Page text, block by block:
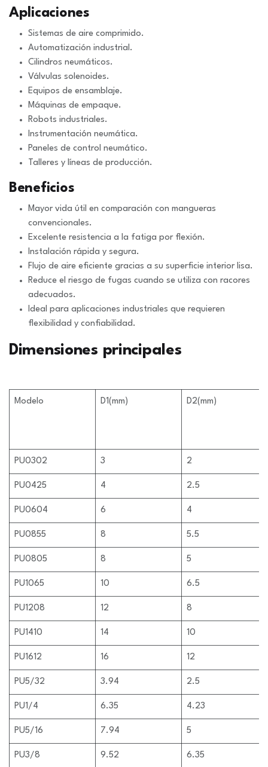
Aplicaciones
Sistemas de aire comprimido.
Automatización industrial.
Cilindros neumáticos.
Válvulas solenoides.
Equipos de ensamblaje.
Máquinas de empaque.
Robots industriales.
Instrumentación neumática.
Paneles de control neumático.
Talleres y líneas de producción.
Beneficios
Mayor vida útil en comparación con mangueras
convencionales.
Excelente resistencia a la fatiga por flexión.
Instalación rápida y segura.
Flujo de aire eficiente gracias a su superficie interior lisa.
Reduce el riesgo de fugas cuando se utiliza con racores
adecuados.
Ideal para aplicaciones industriales que requieren
flexibilidad y confiabilidad.
Dimensiones principales
Modelo D1(mm) D2(mm)
PU0302 3 2
PU0425 4 2.5
PU0604 6 4
PU0855 8 5.5
PU0805 8 5
PU1065 10 6.5
PU1208 12 8
PU1410 14 10
PU1612 16 12
PU5/32 3.94 2.5
PU1/4 6.35 4.23
PU5/16 7.94 5
PU3/8 9.52 6.35